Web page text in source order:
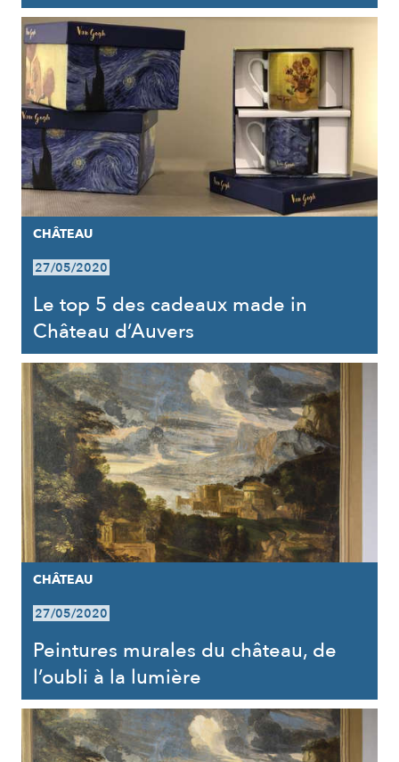
CHÂTEAU
27/05/2020
Le top 5 des cadeaux made in
Château d’Auvers
CHÂTEAU
27/05/2020
Peintures murales du château, de
l’oubli à la lumière